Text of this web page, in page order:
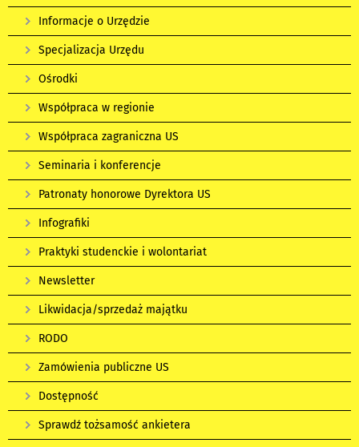
Informacje o Urzędzie
Specjalizacja Urzędu
Ośrodki
Współpraca w regionie
Współpraca zagraniczna US
Seminaria i konferencje
Patronaty honorowe Dyrektora US
Infografiki
Praktyki studenckie i wolontariat
Newsletter
Likwidacja/sprzedaż majątku
RODO
Zamówienia publiczne US
Dostępność
Sprawdź tożsamość ankietera